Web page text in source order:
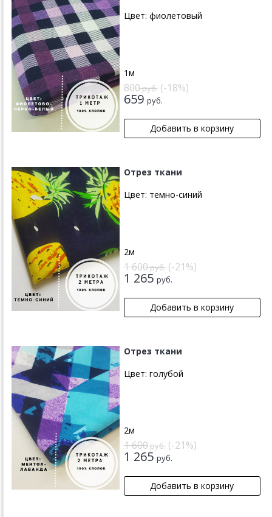
Цвет: фиолетовый
1м
800руб.(-18%)
659 руб.
Отрез ткани
Цвет: темно-синий
2м
1 600руб.(-21%)
1 265руб.
Отрез ткани
Цвет: голубой
2м
1 600руб.(-21%)
1 265 руб.